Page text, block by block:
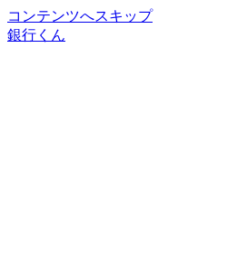
コンテンツへスキップ
銀行くん